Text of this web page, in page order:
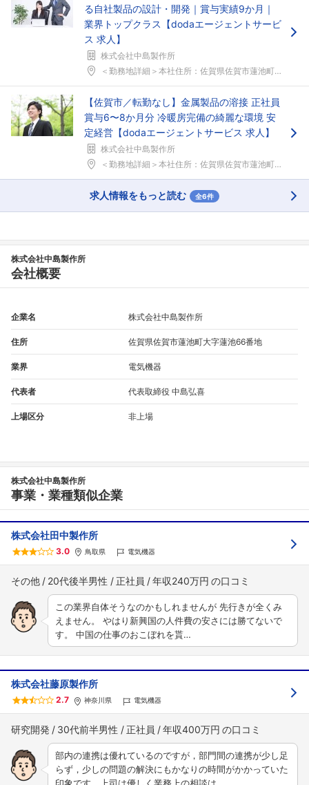
フォローしました
こちらの企業もフォローしませんか？
る自社製品の設計・開発｜賞与実績9か月｜
業界トップクラス【dodaエージェントサービ
ス 求人】
株式会社中島製作所
＜勤務地詳細＞本社住所：佐賀県佐賀市蓮池町大字蓮池...
【佐賀市／転勤なし】金属製品の溶接 正社員
賞与6〜8か月分 冷暖房完備の綺麗な環境 安
定経営【dodaエージェントサービス 求人】
株式会社中島製作所
＜勤務地詳細＞本社住所：佐賀県佐賀市蓮池町大字蓮池...
求人情報をもっと読む 全6件
株式会社中島製作所
会社概要
企業名 株式会社中島製作所
住所 佐賀県佐賀市蓮池町大字蓮池66番地
業界 電気機器
代表者 代表取締役 中島弘喜
上場区分 非上場
株式会社中島製作所
事業・業種類似企業
株式会社田中製作所
3.0 鳥取県 電気機器
その他 20代後半男性 正社員 年収240万円
この業界自体そうなのかもしれませんが 先行きが全くみ
えません。 やはり新興国の人件費の安さには勝てないで
す。 中国の仕事のおこぼれを貰…
株式会社藤原製作所
2.7 神奈川県 電気機器
研究開発 30代前半男性 正社員 年収400万円
部内の連携は優れているのですが，部門間の連携が少し足
らず，少しの問題の解決にもかなりの時間がかかっていた